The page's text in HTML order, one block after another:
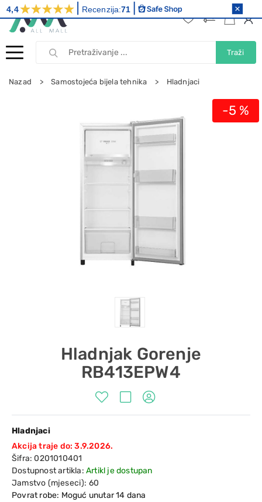
Traži
Nazad Samostojeća bijela tehnika Hladnjaci
-5 %
Hladnjak Gorenje
RB413EPW4
Hladnjaci
Akcija traje do: 3.9.2026.
Šifra:0201010401
Dostupnost artikla: Artikl je dostupan
Jamstvo (mjeseci): 60
Povrat robe: Moguć unutar 14 dana
4,4 Recenzija:71